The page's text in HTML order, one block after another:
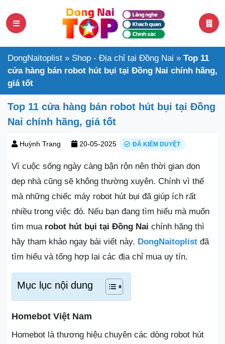
DongNaitoplist » Shop - Địa chỉ tại Đồng Nai » Top 11
cửa hàng bán robot hút bụi tại Đồng Nai chính hãng,
giá tốt
Top 11 cửa hàng bán robot hút bụi tại Đồng
Nai chính hãng, giá tốt
Huỳnh Trang 20-05-2025 ĐÃ KIỂM DUYỆT
Vì cuộc sống ngày càng bận rộn nên thời gian dọn
dẹp nhà cũng sẽ không thường xuyên. Chính vì thế
mà những chiếc máy robot hút bụi đã giúp ích rất
nhiều trong việc đó. Nếu bạn đang tìm hiểu mà muốn
tìm mua robot hút bụi tại Đồng Nai chính hãng thì
hãy tham khảo ngay bài viết này. DongNaitoplist đã
tìm hiểu và tổng hợp lại các địa chỉ mua uy tín.
Mục lục nội dung
Homebot Việt Nam
Homebot là thương hiệu chuyên các dòng robot hút